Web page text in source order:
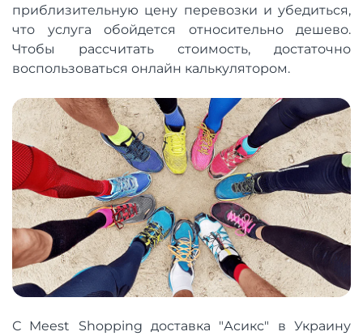
приблизительную цену перевозки и убедиться,
что услуга обойдется относительно дешево.
Чтобы рассчитать стоимость, достаточно
воспользоваться онлайн калькулятором.
С Meest Shopping доставка "Асикс" в Украину